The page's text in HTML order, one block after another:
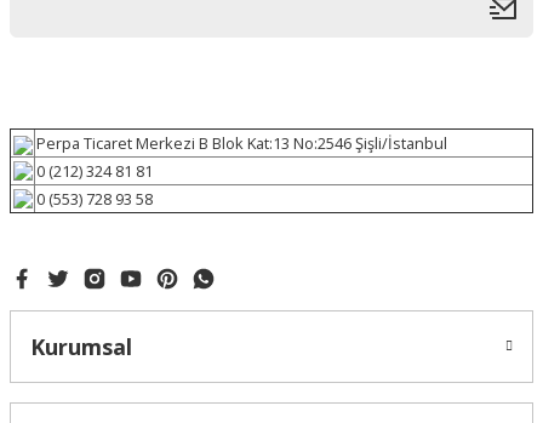
Perpa Ticaret Merkezi B Blok Kat:13 No:2546 Şişli/İstanbul
0 (212) 324 81 81
0 (553) 728 93 58
Kurumsal